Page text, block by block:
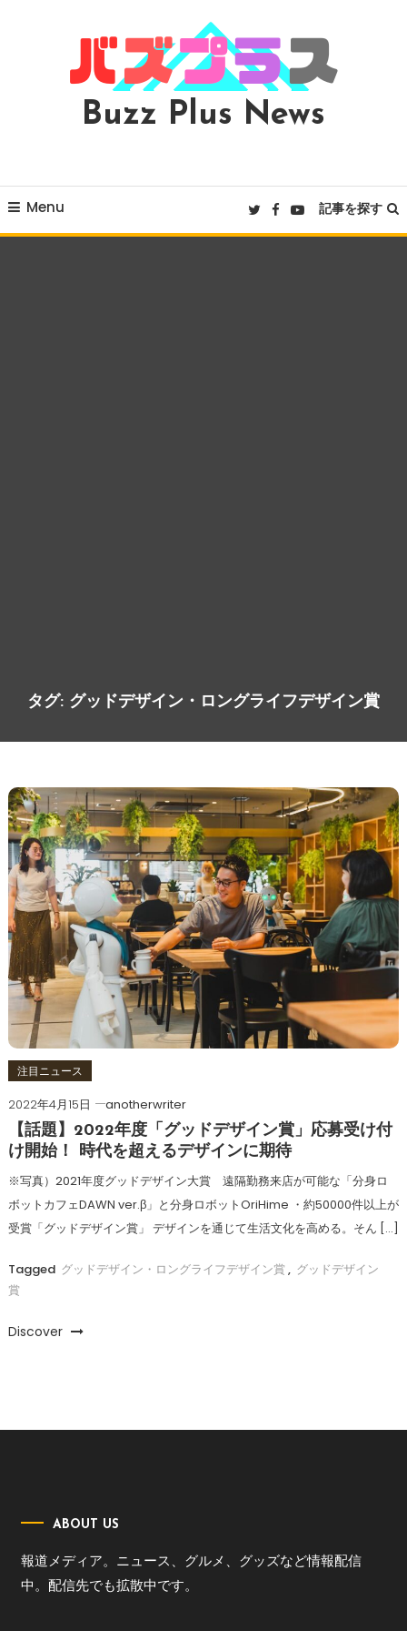
Buzz Plus News
Menu 記事を探す
タグ: グッドデザイン・ロングライフデザイン賞
注目ニュース
2022年4月15日
anotherwriter
【話題】2022年度「グッドデザイン賞」応募受け付
け開始！ 時代を超えるデザインに期待
※写真）2021年度グッドデザイン大賞 遠隔勤務来店が可能な「分身ロ
ボットカフェDAWN ver.β」と分身ロボットOriHime ・約50000件以上が
受賞「グッドデザイン賞」 デザインを通じて生活文化を高める。そん […]
Tagged グッドデザイン・ロングライフデザイン賞 , グッドデザイン
賞
Discover
ABOUT US
報道メディア。ニュース、グルメ、グッズなど情報配信
中。配信先でも拡散中です。